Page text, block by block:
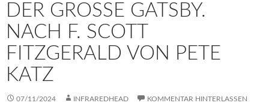
DER GROSSE GATSBY. N
ACH F. SCOTT F
ITZGERALD VON PETE K
ATZ
07/11/2024 INFRAREDHEAD KOMMENTAR HINTERLASSEN